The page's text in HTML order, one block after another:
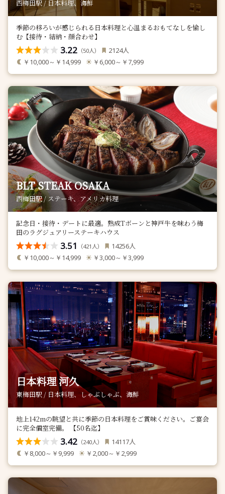
西梅田駅 / 日本料理、海鮮
季節の移ろいが感じられる日本料理と心温まるおもてなしを愉し
む【接待・結納・顔合わせ】
3.22 （50人） 2124人
￥10,000～￥14,999 ￥6,000～￥7,999
BLT STEAK OSAKA
西梅田駅 / ステーキ、アメリカ料理
記念日・接待・デートに最適。熟成Tボーンと神戸牛を味わう梅
田のラグジュアリーステーキハウス
3.51 （421 人） 14256人
￥10,000～￥14,999 ￥3,000～￥3,999
日本料理 河久
東梅田駅 / 日本料理、しゃぶしゃぶ、海鮮
地上142mの眺望と共に季節の日本料理をご賞味ください。ご宴会
に完全個室完備。 【50名迄】
3.42 （240人） 14117人
￥8,000～￥9,999 ￥2,000～￥2,999